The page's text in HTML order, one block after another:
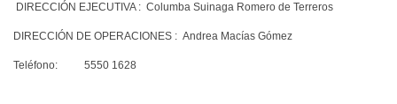
DIRECCIÓN EJECUTIVA : Columba Suinaga Romero de Terreros
DIRECCIÓN DE OPERACIONES : Andrea Macías Gómez
Teléfono: 5550 1628